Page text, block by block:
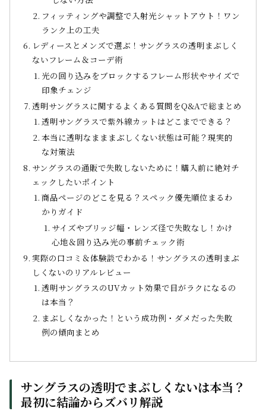
フィッティングや調整で入射光シャットアウト！ワン
ランク上の工夫
レディースとメンズで選ぶ！サングラスの透明まぶしく
ないフレーム＆コーデ術
光の回り込みをブロックするフレーム形状やサイズで
印象チェンジ
透明サングラスに関するよくある質問をQ&Aで総まとめ
透明サングラスで紫外線カットはどこまでできる？
本当に透明なまままぶしくない状態は可能？現実的
な対策法
サングラスの通販で失敗しないために！購入前に絶対チ
ェックしたいポイント
商品ページのどこを見る？スペック優先順位まるわ
かりガイド
サイズやブリッジ幅・レンズ径で失敗なし！かけ
心地＆回り込み光の事前チェック術
実際の口コミ＆体験談でわかる！サングラスの透明まぶ
しくないのリアルレビュー
透明サングラスのUVカット効果で目がラクになるの
は本当？
まぶしくなかった！という成功例・ダメだった失敗
例の傾向まとめ
サングラスの透明でまぶしくないは本当？
最初に結論からズバリ解説